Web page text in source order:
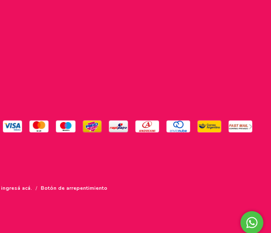
ingresá acá. / Botón de arrepentimiento